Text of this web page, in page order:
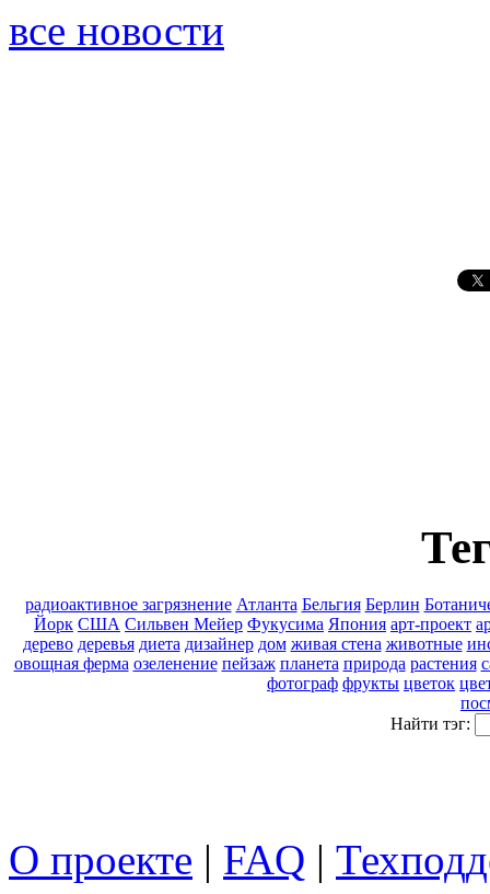
все новости
pадиоактивное загрязнение Атланта Бельгия Берлин
Йорк США Сильвен Мейер Фукусима Япония арт-проект
дерево деревья диета дизайнер дом живая стена животные
овощная ферма озеленение пейзаж планета природа растения
фотограф фрукты цветок
Найти тэг:
О проекте | FAQ |